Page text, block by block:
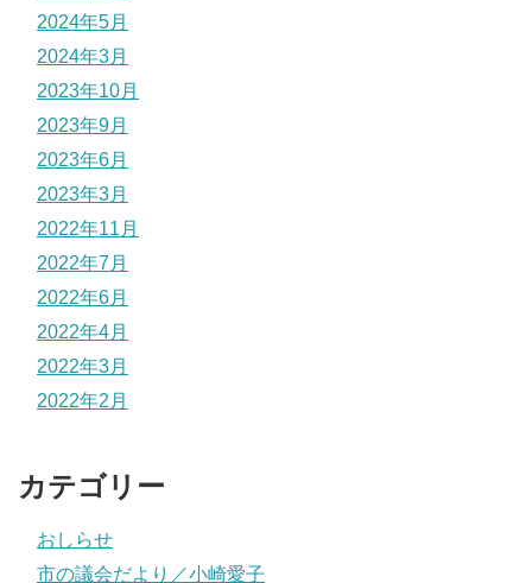
2024年5月
2024年3月
2023年10月
2023年9月
2023年6月
2023年3月
2022年11月
2022年7月
2022年6月
2022年4月
2022年3月
2022年2月
カテゴリー
おしらせ
市の議会だより／小崎愛子